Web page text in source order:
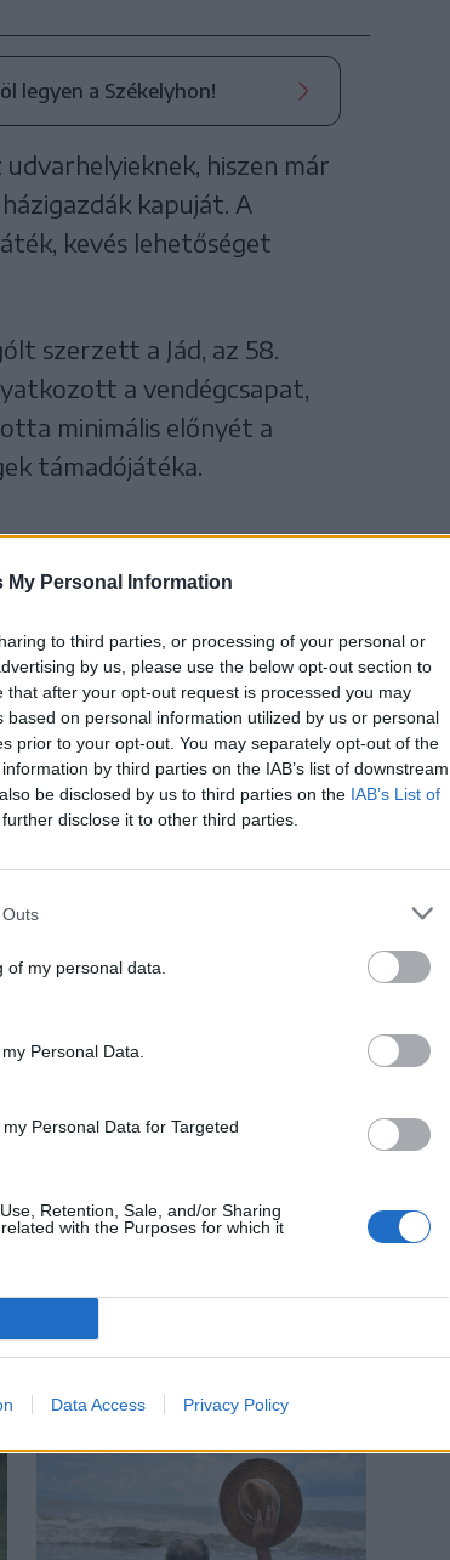
My Personal Information
to third parties, or processing of your personal or
by us, please use the below opt-out section to
after your opt-out request is processed you may
on personal information utilized by us or personal
prior to your opt-out. You may separately opt-out of the
by third parties on the IAB’s list of downstream
be disclosed by us to third parties on the IAB’s List of
disclose it to other third parties.
my personal data.
Personal Data.
Personal Data for Targeted
Retention, Sale, and/or Sharing
with the Purposes for which it
Data Access Privacy Policy
legyen a Székelyhon!
hiszen már
kapuját. A
kevés lehetőséget
szerzett a Jád, az 58.
a vendégcsapat,
minimális előnyét a
támadójátéka.
Súlyos veszteség,